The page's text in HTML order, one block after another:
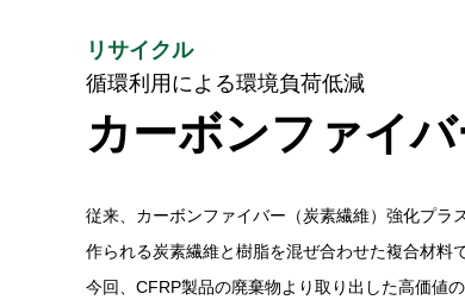
リサイクル
循環利用による環境負荷低減
カーボンファイ
従来、カーボンファイバー（炭素繊維）強化プラ
作られる炭素繊維と樹脂を混ぜ合わせた複合材料
今回、CFRP製品の廃棄物より取り出した高価値